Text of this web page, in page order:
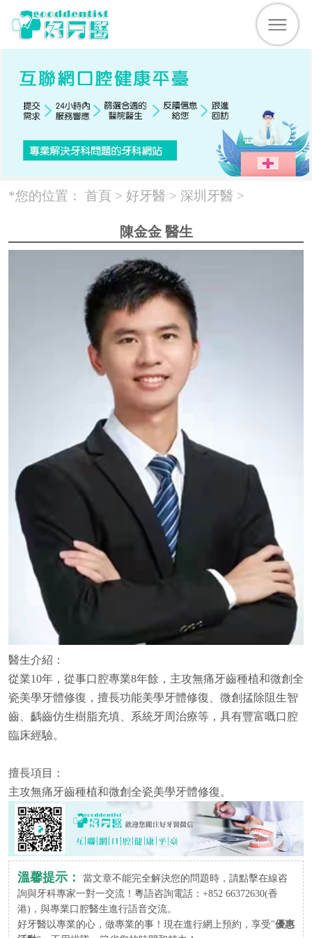
*您的位置： 首頁 > 好牙醫 > 深圳牙醫 >
陳金金 醫生
醫生介紹：
從業10年，從事口腔專業8年餘，主攻無痛牙齒種植和微創全
瓷美學牙體修復，擅長功能美學牙體修復、微創掹除阻生智
齒、齲齒仿生樹脂充填、系統牙周治療等，具有豐富嘅口腔
臨床經驗。
擅長項目：
主攻無痛牙齒種植和微創全瓷美學牙體修復。
溫馨提示：
當文章不能完全解決您的問題時，請點擊在線咨
詢與牙科專家一對一交流！粵語咨詢電話：+852 66372630(香
港)，與專業口腔醫生進行語音交流。
好牙醫以專業的心，做專業的事！現在進行網上預約，享受"優惠